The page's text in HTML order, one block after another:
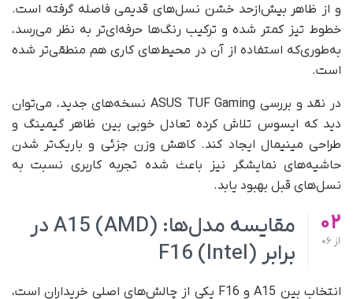
و از ظاهر بیش‌ازحد خشن نسل‌های قدیمی فاصله گرفته است.
خطوط تیز کمتر شده و ترکیب رنگ‌ها حرفه‌ای‌تر به نظر می‌رسد،
به‌طوری‌که استفاده از آن در محیط‌های کاری هم منطقی‌تر شده
است.
در نقد و بررسی ASUS TUF Gaming نسخه‌های جدید، می‌توان
دید که ایسوس تلاش کرده تعادل خوبی بین ظاهر گیمینگ و
طراحی مینیمال ایجاد کند. کاهش وزن جزئی و باریک‌تر شدن
حاشیه‌های نمایشگر نیز باعث شده تجربه کاربری نسبت به
نسل‌های قبل بهبود یابد.
02
از
مقایسه مدل‌ها: A15 (AMD) در
برابر F16 (Intel)
انتخاب بین A15 و F16 یکی از چالش‌های اصلی خریداران است،